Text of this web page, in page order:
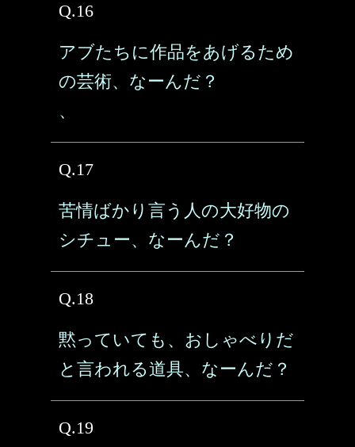
Q.16
アブたちに作品をあげるため
の芸術、なーんだ？
、
Q.17
苦情ばかり言う人の大好物の
シチュー、なーんだ？
Q.18
黙っていても、おしゃべりだ
と言われる道具、なーんだ？
Q.19